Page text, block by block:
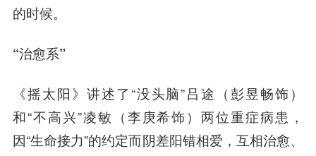
的时候。
“治愈系”
《摇太阳》讲述了“没头脑”吕途（彭昱畅饰）
和“不高兴”凌敏（李庚希饰）两位重症病患，
因“生命接力”的约定而阴差阳错相爱，互相治愈、